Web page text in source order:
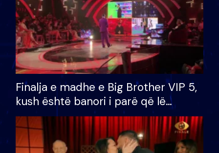
Finalja e madhe e Big Brother VIP 5,
kush është banori i parë që lë
shtëpinë dhe humb mundësinë për
të fituar çmimin e madh